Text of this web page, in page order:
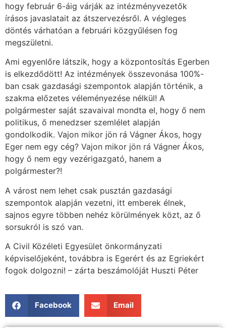
hogy február 6-áig várják az intézményvezetők
írásos javaslatait az átszervezésről. A végleges
döntés várhatóan a februári közgyűlésen fog
megszületni.
Ami egyenlőre látszik, hogy a központosítás Egerben
is elkezdődött! Az intézmények összevonása 100%-
ban csak gazdasági szempontok alapján történik, a
szakma előzetes véleményezése nélkül! A
polgármester saját szavaival mondta el, hogy ő nem
politikus, ő menedzser szemlélet alapján
gondolkodik. Vajon mikor jön rá Vágner Ákos, hogy
Eger nem egy cég? Vajon mikor jön rá Vágner Ákos,
hogy ő nem egy vezérigazgató, hanem a
polgármester?!
A várost nem lehet csak pusztán gazdasági
szempontok alapján vezetni, itt emberek élnek,
sajnos egyre többen nehéz körülmények közt, az ő
sorsukról is szó van.
A Civil Közéleti Egyesület önkormányzati
képviselőjeként, továbbra is Egerért és az Egriekért
fogok dolgozni! – zárta beszámolóját Huszti Péter
Facebook Email